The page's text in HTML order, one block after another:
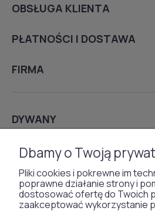
OBSŁUGA KLIENTA
PŁATNOŚCI I DOSTAWA
FIRMA
DYWANY
TAPETY
SZTUCZNA TRAWA
WYKŁADZINY DYWANOWE
Dbamy o Twoją
Pliki cookies i pokrewne im
poprawne działanie strony i
dostosować ofertę do Twoich
zaakceptować wykorzystanie